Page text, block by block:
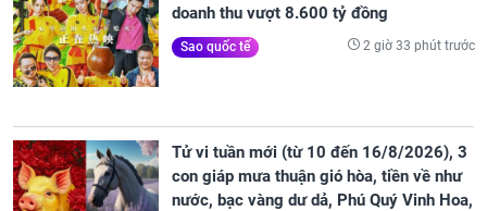
doanh thu vượt 8.600 tỷ đồng
Sao quốc tế 2 giờ 33 phút trước
Tử vi tuần mới (từ 10 đến 16/8/2026), 3
con giáp mưa thuận gió hòa, tiền về như
nước, bạc vàng dư dả, Phú Quý Vinh Hoa,